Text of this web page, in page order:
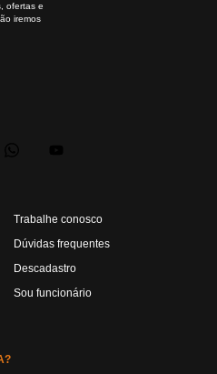
ofertas e
iremos
Trabalhe conosco
Dúvidas frequentes
Descadastro
Sou funcionário